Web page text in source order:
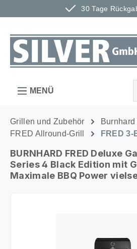
30 Tage
Zum Hauptinhalt springen
MENÜ
Grillen und Zubehör
FRED Allround-Grill
FRED
BURNHARD FRED Deluxe
Series 4 Black Edition mit
Maximale BBQ Power